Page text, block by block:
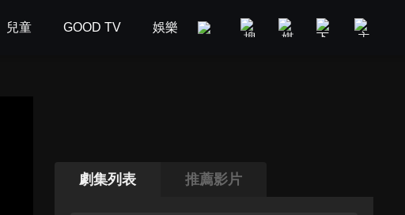
兒童 GOOD TV 娛樂 美食旅遊 新聞政論
劇集列表 推薦影片